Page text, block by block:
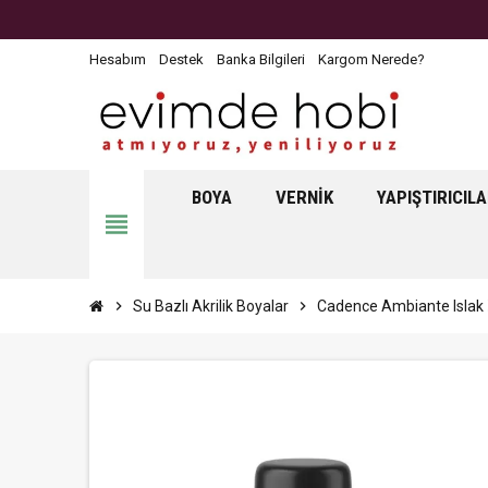
Hesabım Destek Banka Bilgileri Kargom Nerede?
view_headline
BOYA VERNIK
chevron_right Su Bazlı Akrilik Boyalar chevron_right Cadence Ambiante Islak